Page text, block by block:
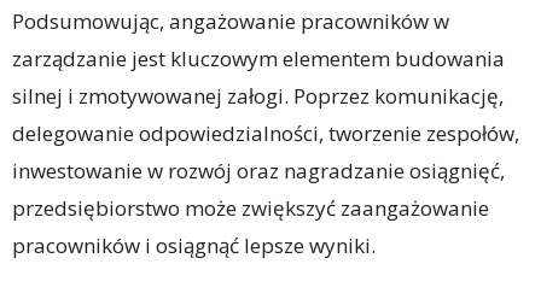
Podsumowując, angażowanie pracowników w
zarządzanie jest kluczowym elementem budowania
silnej i zmotywowanej załogi. Poprzez komunikację,
delegowanie odpowiedzialności, tworzenie zespołów,
inwestowanie w rozwój oraz nagradzanie osiągnięć,
przedsiębiorstwo może zwiększyć zaangażowanie
pracowników i osiągnąć lepsze wyniki.